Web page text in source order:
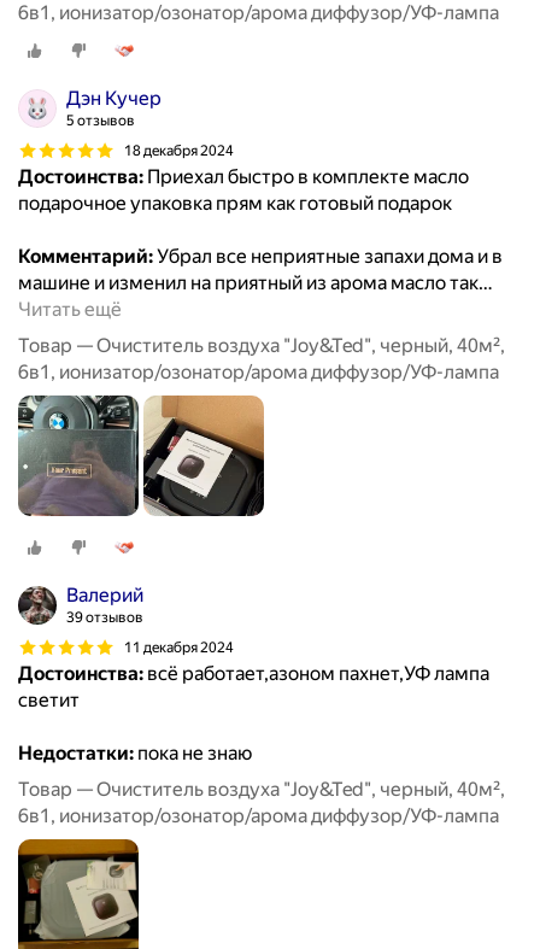
6в1, ионизатор/озонатор/арома диффузор/УФ-лампа
Дэн Кучер
5 отзывов
18 декабря 2024
Достоинства: Приехал быстро в комплекте масло
подарочное упаковка прям как готовый подарок
Комментарий:Убрал все неприятные запахи дома и в
машине и изменил на приятный из арома масло так…
Читать ещё
Товар — Очиститель воздуха "Joy&Ted", черный, 40м²,
6в1, ионизатор/озонатор/арома диффузор/УФ-лампа
Валерий
39 отзывов
11 декабря 2024
Достоинства: всё работает,азоном пахнет,УФ лампа
светит
Недостатки: пока не знаю
Товар — Очиститель воздуха "Joy&Ted", черный, 40м²,
6в1, ионизатор/озонатор/арома диффузор/УФ-лампа